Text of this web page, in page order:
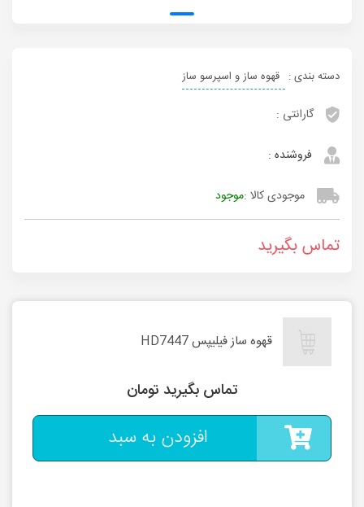
دسته بندی : قهوه ساز و اسپرسو ساز
گارانتی :
فروشنده :
موجودی کالا :موجود
تماس بگیرید
قهوه ساز فیلیپس HD7447
تماس بگیرید تومان
افزودن به سبد